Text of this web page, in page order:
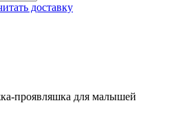
доставку
проявляшка для малышей